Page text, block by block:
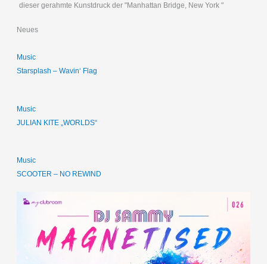
dieser gerahmte Kunstdruck der "Manhattan Bridge, New York "
Neues
Music
Starsplash – Wavin‘ Flag
Music
JULIAN KITE „WORLDS“
Music
SCOOTER – NO REWIND